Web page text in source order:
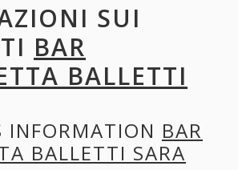
SUI
BAR
BALLETTI
INFORMATION BAR
BALLETTI SARA